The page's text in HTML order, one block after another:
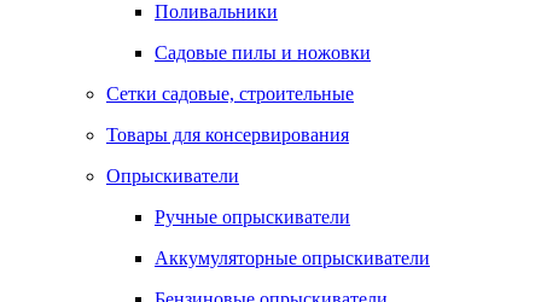
Поливальники
Садовые пилы и ножовки
Сетки садовые, строительные
Товары для консервирования
Опрыскиватели
Ручные опрыскиватели
Аккумуляторные опрыскиватели